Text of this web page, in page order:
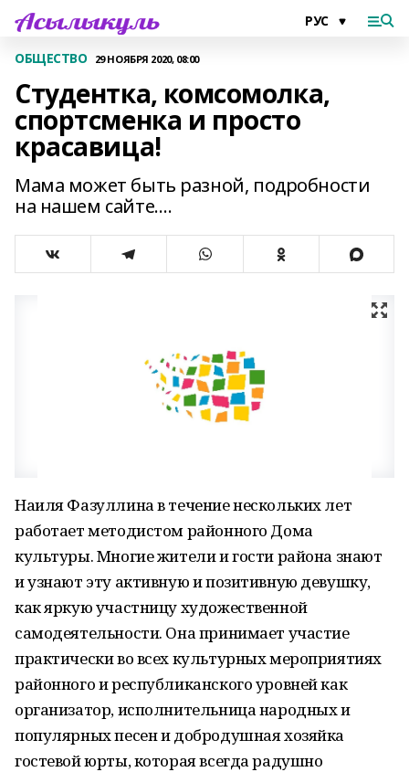
ОБЩЕСТВО 29 НОЯБРЯ 2020, 08:00
Студентка, комсомолка,
спортсменка и просто
красавица!
Мама может быть разной, подробности
на нашем сайте….
Наиля Фазуллина в течение нескольких лет
работает методистом районного Дома
культуры. Многие жители и гости района знают
и узнают эту активную и позитивную девушку,
как яркую участницу художественной
самодеятельности. Она принимает участие
практически во всех культурных мероприятиях
районного и республиканского уровней как
организатор, исполнительница народных и
популярных песен и добродушная хозяйка
гостевой юрты, которая всегда радушно